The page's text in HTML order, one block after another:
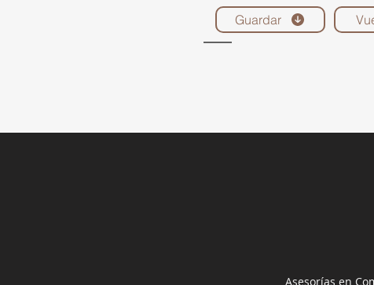
Guardar
Asesorías en